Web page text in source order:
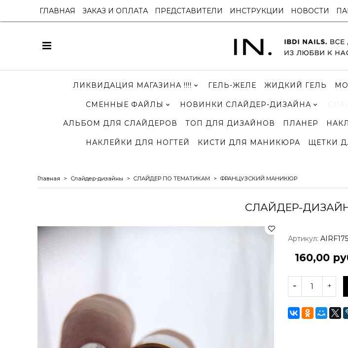
ГЛАВНАЯ ЗАКАЗ И ОПЛАТА ПРЕДСТАВИТЕЛИ ИНСТРУКЦИИ НОВОСТИ
ЛИКВИДАЦИЯ МАГАЗИНА !!!! ГЕЛЬ-ЖЕЛЕ ЖИДКИЙ ГЕЛЬ
СМЕННЫЕ ФАЙЛЫ НОВИНКИ СЛАЙДЕР-ДИЗАЙНА
АЛЬБОМ ДЛЯ СЛАЙДЕРОВ ТОП ДЛЯ ДИЗАЙНОВ ПЛАНЕР
НАКЛЕЙКИ ДЛЯ НОГТЕЙ КИСТИ ДЛЯ МАНИКЮРА ЩЕТКИ
Главная Слайдер-дизайны СЛАЙДЕР ПО ТЕМАТИКАМ ФРАНЦУЗСКИЙ МАНИКЮР
СЛАЙДЕР-ДИЗАЙН
Артикул: AIRF175
160,00